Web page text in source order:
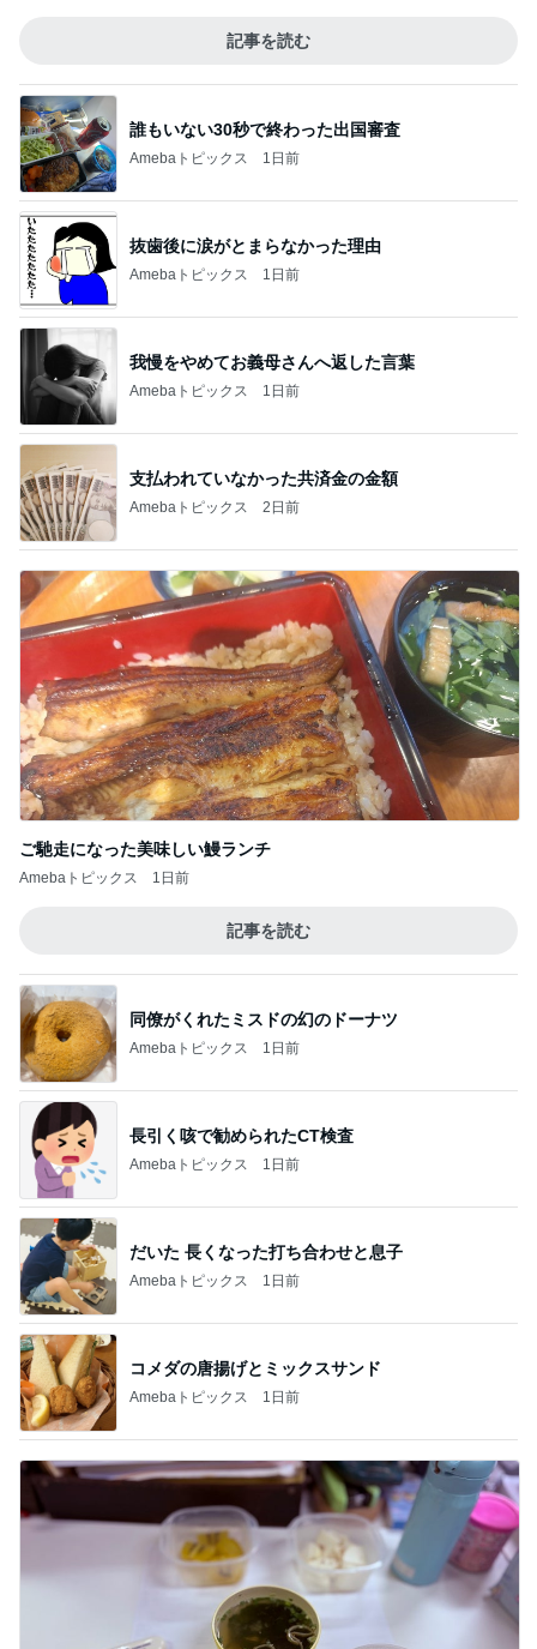
記事を読む
誰もいない30秒で終わった出国審査
Amebaトピックス 1日前
抜歯後に涙がとまらなかった理由
Amebaトピックス 1日前
我慢をやめてお義母さんへ返した言葉
Amebaトピックス 1日前
支払われていなかった共済金の金額
Amebaトピックス 2日前
ご馳走になった美味しい鰻ランチ
Amebaトピックス 1日前
記事を読む
同僚がくれたミスドの幻のドーナツ
Amebaトピックス 1日前
長引く咳で勧められたCT検査
Amebaトピックス 1日前
だいた 長くなった打ち合わせと息子
Amebaトピックス 1日前
コメダの唐揚げとミックスサンド
Amebaトピックス 1日前